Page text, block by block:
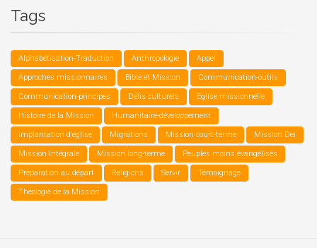
Tags
Alphabétisation-Traduction Anthropologie Appel
Approches missionnaires Bible et Mission Communication-outils
Communication-principes Défis culturels Eglise missionnelle
Histoire de la Mission Humanitaire-développement
Implantation d’église Migrations Mission court-terme Mission Dei
Mission Intégrale Mission long-terme Peuples moins évangélisés
Préparation au départ Religions Servir Témoignage
Théologie de la Mission